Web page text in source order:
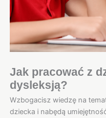
Jak pracować z
dysleksją?
Wzbogacisz wiedzę na
dziecka i nabędą